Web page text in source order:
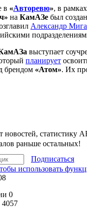
в «Авторевю», в рамках
на КамАЗе был
Александр
выступает
планирует
брендом «Атом». Их
новостей, статистику
раньше остальных!
Подписаться
0
4057